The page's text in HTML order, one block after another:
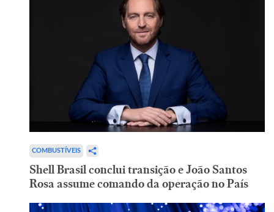
COMBUSTÍVEIS
Shell Brasil conclui transição e João Santos
Rosa assume comando da operação no País